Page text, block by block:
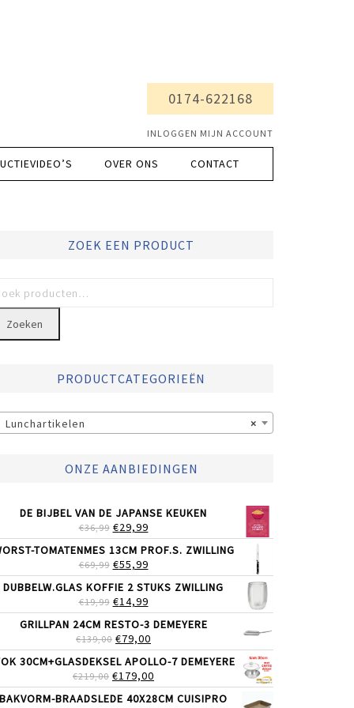
0174-622168
INLOGGEN MIJN ACCOUNT
OVER ONS CONTACT
ZOEK EEN PRODUCT
Zoeken
PRODUCTCATEGORIEËN
×
Lunchartikelen
ONZE AANBIEDINGEN
DE BIJBEL VAN DE JAPANSE KEUKEN
€36,99 OORSPRONKELIJKE
PRIJS
WAS:
€36,99.
€29,99HUIDIGE
PRIJS
IS:
€29,99.
TOMATENMES 13CM PROF.S. ZWILLING
€69,99 OORSPRONKELIJKE
PRIJS
WAS:
€69,99.
€55,99HUIDIGE
PRIJS
IS:
€55,99.
DUBBELW.GLAS KOFFIE 2 STUKS ZWILLING
€19,99 OORSPRONKELIJKE
PRIJS
WAS:
€19,99.
€14,99HUIDIGE
PRIJS
IS:
€14,99.
GRILLPAN 24CM RESTO-3 DEMEYERE
€139,00 OORSPRONKELIJKE
PRIJS
WAS:
€139,00.
€79,00
PRIJS
IS:
€79,00.
30CM+GLASDEKSEL APOLLO-7 DEMEYERE
€219,00 OORSPRONKELIJKE
PRIJS
WAS:
€179,00
PRIJS
IS:
BAKVORM-BRAADSLEDE 40X28CM CUISIPRO